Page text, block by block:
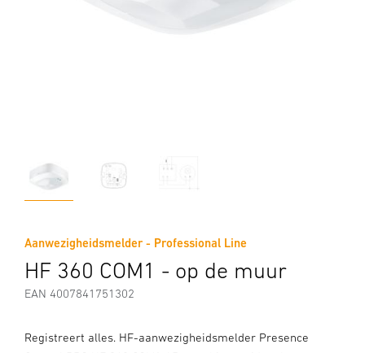
Aanwezigheidsmelder - Professional Line
HF 360 COM1 - op de muur
EAN 4007841751302
Registreert alles. HF-aanwezigheidsmelder Presence